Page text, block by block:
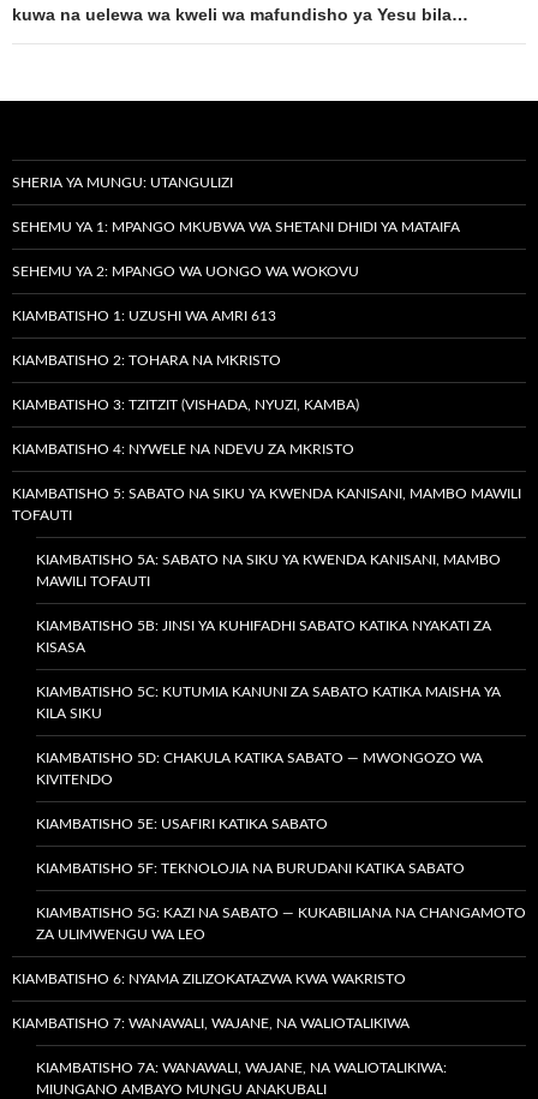
kuwa na uelewa wa kweli wa mafundisho ya Yesu bila…
SHERIA YA MUNGU: UTANGULIZI
SEHEMU YA 1: MPANGO MKUBWA WA SHETANI DHIDI YA MATAIFA
SEHEMU YA 2: MPANGO WA UONGO WA WOKOVU
KIAMBATISHO 1: UZUSHI WA AMRI 613
KIAMBATISHO 2: TOHARA NA MKRISTO
KIAMBATISHO 3: TZITZIT (VISHADA, NYUZI, KAMBA)
KIAMBATISHO 4: NYWELE NA NDEVU ZA MKRISTO
KIAMBATISHO 5: SABATO NA SIKU YA KWENDA KANISANI, MAMBO MAWILI
TOFAUTI
KIAMBATISHO 5A: SABATO NA SIKU YA KWENDA KANISANI, MAMBO
MAWILI TOFAUTI
KIAMBATISHO 5B: JINSI YA KUHIFADHI SABATO KATIKA NYAKATI ZA
KISASA
KIAMBATISHO 5C: KUTUMIA KANUNI ZA SABATO KATIKA MAISHA YA
KILA SIKU
KIAMBATISHO 5D: CHAKULA KATIKA SABATO — MWONGOZO WA
KIVITENDO
KIAMBATISHO 5E: USAFIRI KATIKA SABATO
KIAMBATISHO 5F: TEKNOLOJIA NA BURUDANI KATIKA SABATO
KIAMBATISHO 5G: KAZI NA SABATO — KUKABILIANA NA CHANGAMOTO
ZA ULIMWENGU WA LEO
KIAMBATISHO 6: NYAMA ZILIZOKATAZWA KWA WAKRISTO
KIAMBATISHO 7: WANAWALI, WAJANE, NA WALIOTALIKIWA
KIAMBATISHO 7A: WANAWALI, WAJANE, NA WALIOTALIKIWA:
MIUNGANO AMBAYO MUNGU ANAKUBALI